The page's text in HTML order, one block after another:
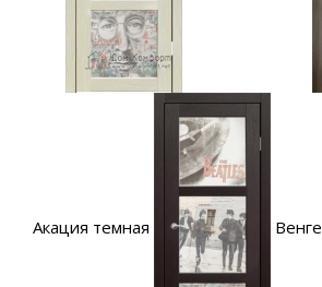
Акация темная Венге